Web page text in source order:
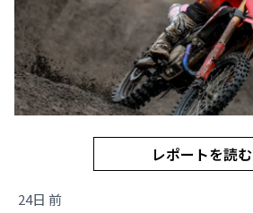
レポートを読む
24日 前